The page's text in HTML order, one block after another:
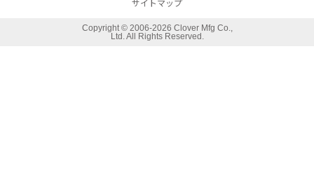
サイトマップ
Copyright © 2006-2026 Clover Mfg Co.,
Ltd. All Rights Reserved.